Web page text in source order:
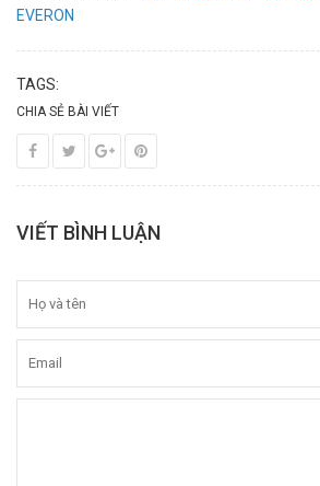
EVERON
TAGS:
CHIA SẺ BÀI VIẾT
VIẾT BÌNH LUẬN